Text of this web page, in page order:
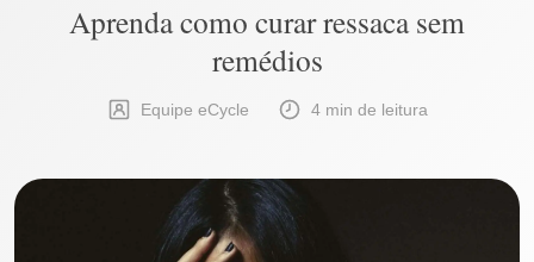
Aprenda como curar ressaca sem
remédios
Equipe eCycle 4 min de leitura